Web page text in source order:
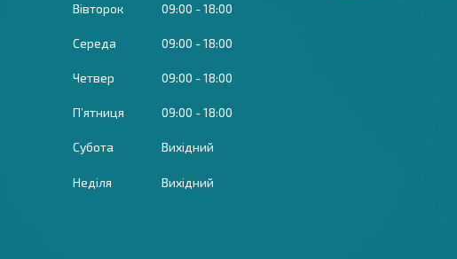
Вівторок 09:00 18:00
Середа 09:00 18:00
Четвер 09:00 18:00
Пʼятниця 09:00 18:00
Субота Вихідний
Неділя Вихідний